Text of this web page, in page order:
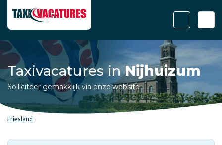
Taxivacatures inNijhuizum
Solliciteer gemakklijk via onze website
Friesland